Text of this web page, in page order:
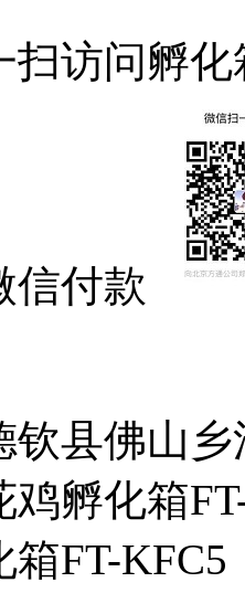
扫访问孵
信付款
钦县佛山
鸡孵化箱
FT-KFC5